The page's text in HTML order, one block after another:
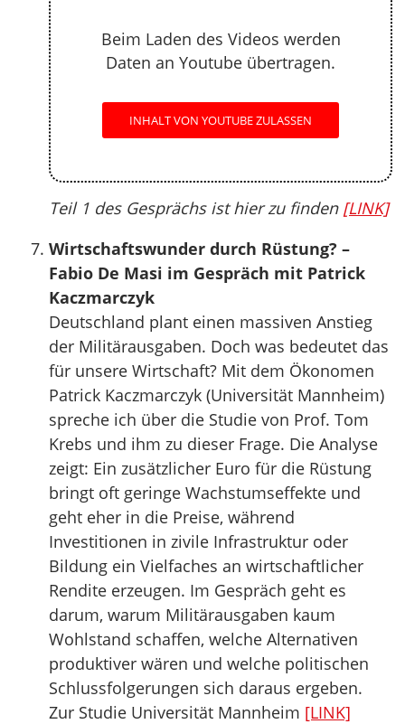
Beim Laden des Videos werden
Daten an Youtube übertragen.
INHALT VON YOUTUBE ZULASSEN
Teil 1 des Gesprächs ist hier zu finden [LINK]
Wirtschaftswunder durch Rüstung? –
Fabio De Masi im Gespräch mit Patrick
Kaczmarczyk
Deutschland plant einen massiven Anstieg
der Militärausgaben. Doch was bedeutet das
für unsere Wirtschaft? Mit dem Ökonomen
Patrick Kaczmarczyk (Universität Mannheim)
spreche ich über die Studie von Prof. Tom
Krebs und ihm zu dieser Frage. Die Analyse
zeigt: Ein zusätzlicher Euro für die Rüstung
bringt oft geringe Wachstumseffekte und
geht eher in die Preise, während
Investitionen in zivile Infrastruktur oder
Bildung ein Vielfaches an wirtschaftlicher
Rendite erzeugen. Im Gespräch geht es
darum, warum Militärausgaben kaum
Wohlstand schaffen, welche Alternativen
produktiver wären und welche politischen
Schlussfolgerungen sich daraus ergeben.
Zur Studie Universität Mannheim [LINK]